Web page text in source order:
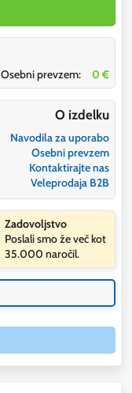
Osebni prevzem: 0 €
O izdelku
Navodila za uporabo
Osebni prevzem
Kontaktirajte nas
Veleprodaja B2B
Zadovoljstvo
Poslali smo že več kot
35.000 naročil.